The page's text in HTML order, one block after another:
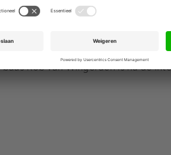
oud-topman Gerard Sanderink,
met zijn ex publiekelijk uitvocht en
jaar door de
Rob van Wingerden is nu de